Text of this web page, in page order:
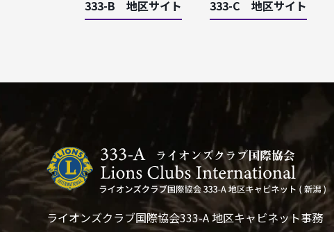
333-B 地区サイト 333-C 地区サイト
ライオンズクラブ国際協会333-A 地区キャビネット事務